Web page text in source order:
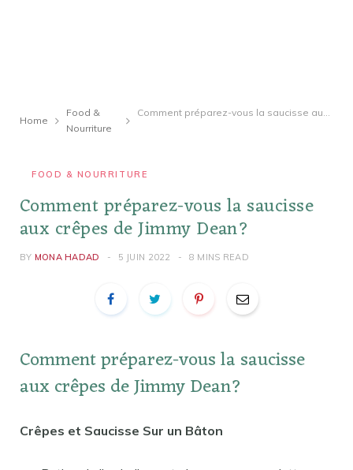
Home
Food &
Nourriture
Comment préparez-vous la saucisse aux crêpes de Jimmy Dean?
FOOD & NOURRITURE
Comment préparez-vous la saucisse
aux crêpes de Jimmy Dean?
BY MONA HADAD 5 JUIN 2022 8 MINS READ
Comment préparez-vous la saucisse
aux crêpes de Jimmy Dean?
Crêpes et Saucisse Sur un Bâton